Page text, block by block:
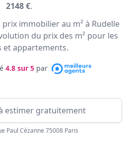
2148 €.
immobilier au m² à Rudelle
du prix des m² pour les
et appartements.
4.8 sur 5 par
Paul Cézanne 75008 Paris